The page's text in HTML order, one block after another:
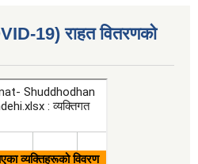
19) राहत वितरणको